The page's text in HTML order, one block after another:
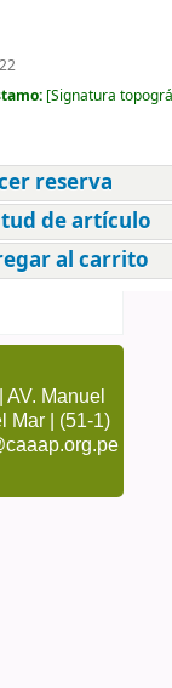
Signatura
reserva
de artículo
al carrito
Manuel
Mar | (51-1)